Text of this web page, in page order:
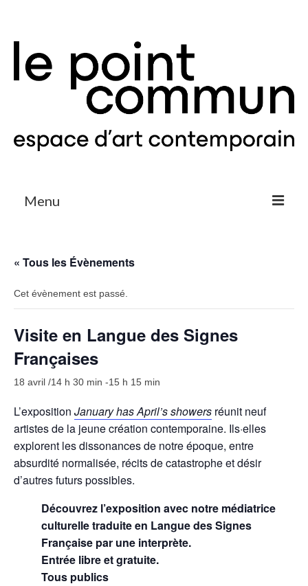
Menu
Agenda
Le Point Commun
Infos pratiques
FR
EN
« Tous les Évènements
Cet évènement est passé.
Visite en Langue des Signes
Françaises
18 avril /14 h 30 min -15 h 15 min
L’exposition January has April’s showers réunit neuf
artistes de la jeune création contemporaine. Ils·elles
explorent les dissonances de notre époque, entre
absurdité normalisée, récits de catastrophe et désir
d’autres futurs possibles.
Découvrez l’exposition avec notre médiatrice
culturelle traduite en Langue des Signes
Française par une interprète.
Entrée libre et gratuite.
Tous publics